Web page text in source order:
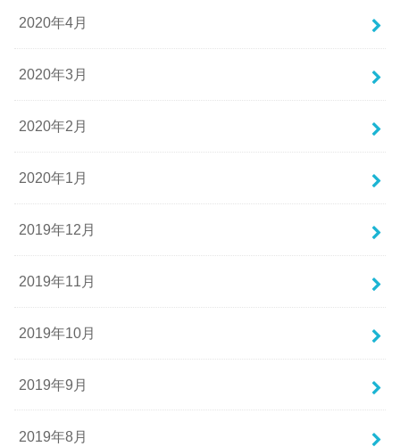
2020年4月
2020年3月
2020年2月
2020年1月
2019年12月
2019年11月
2019年10月
2019年9月
2019年8月